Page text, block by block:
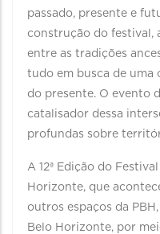
passado, presente e
construção do festival,
entre as tradições
tudo em busca de uma
do presente. O evento
catalisador dessa
profundas sobre
A 12ª Edição do
Horizonte, que
outros espaços da
Belo Horizonte, por